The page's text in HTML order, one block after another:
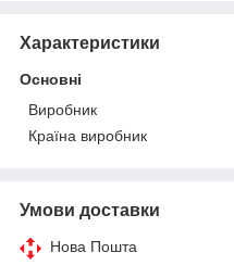
Характеристики
Основні
Виробник
Країна виробник
Умови доставки
Нова Пошта